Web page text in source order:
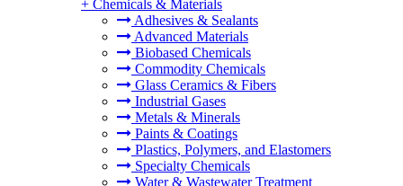
+ Chemicals & Materials
Adhesives & Sealants
Advanced Materials
Biobased Chemicals
Commodity Chemicals
Glass Ceramics & Fibers
Industrial Gases
Metals & Minerals
Paints & Coatings
Plastics, Polymers, and Elastomers
Specialty Chemicals
Water & Wastewater Treatment